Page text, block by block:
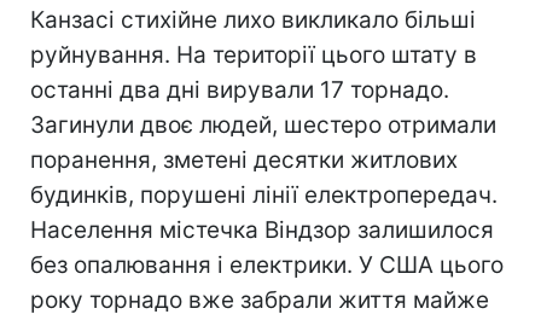
Канзасі стихійне лихо викликало більші
руйнування. На території цього штату в
останні два дні вирували 17 торнадо.
Загинули двоє людей, шестеро отримали
поранення, зметені десятки житлових
будинків, порушені лінії електропередач.
Населення містечка Віндзор залишилося
без опалювання і електрики. У США цього
року торнадо вже забрали життя майже